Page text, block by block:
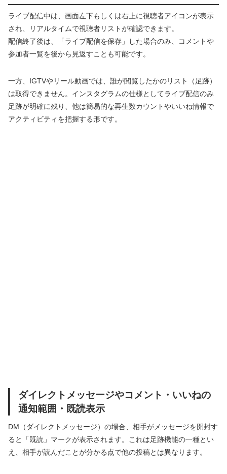
ライブ配信中は、画面左下もしくは右上に視聴者アイコンが表示
され、リアルタイムで視聴者リストが確認できます。
配信終了後は、「ライブ配信を保存」した場合のみ、コメントや
参加者一覧を後から見返すことも可能です。
一方、IGTVやリール動画では、誰が閲覧したかのリスト（足跡）
は取得できません。インスタグラムの仕様としてライブ配信のみ
足跡が明確に残り、他は簡易的な再生数カウントやいいね情報で
アクティビティを把握する形です。
ダイレクトメッセージやコメント・いいねの
通知範囲・既読表示
DM（ダイレクトメッセージ）の場合、相手がメッセージを開封す
ると「既読」マークが表示されます。これは足跡機能の一種とい
え、相手が読んだことが分かる点で他の投稿とは異なります。